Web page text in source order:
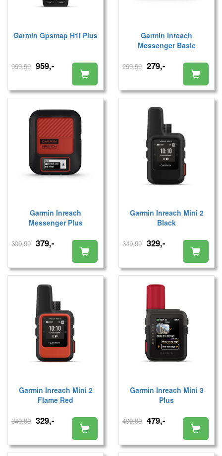
Garmin Gpsmap H1i Plus
999,99 959,-
Garmin Inreach
Messenger Basic
299,99 279,-
Garmin Inreach
Messenger Plus
399,99 379,-
Garmin Inreach Mini 2
Black
349,99 329,-
Garmin Inreach Mini 2
Flame Red
349,99 329,-
Garmin Inreach Mini 3
Plus
499,99 479,-